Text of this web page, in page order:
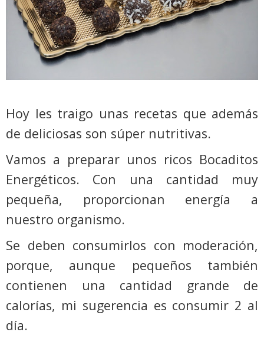
Hoy les traigo unas recetas que además
de deliciosas son súper nutritivas.
Vamos a preparar unos ricos Bocaditos
Energéticos. Con una cantidad muy
pequeña, proporcionan energía a
nuestro organismo.
Se deben consumirlos con moderación,
porque, aunque pequeños también
contienen una cantidad grande de
calorías, mi sugerencia es consumir 2 al
día.